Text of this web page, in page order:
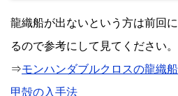
龍織船が出ないという方は前回
るので参考にして見てください。
⇒モンハンダブルクロスの龍織
甲殻の入手法